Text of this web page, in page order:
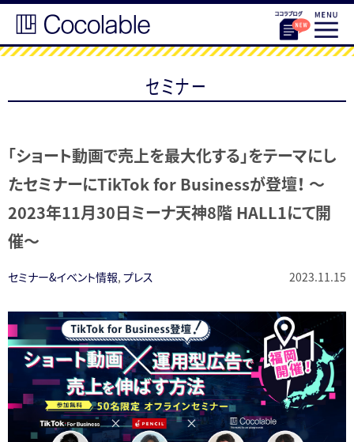
セミナー
「ショート動画で売上を最大化する」をテーマにし
たセミナーにTikTok for Businessが登壇！ ～
2023年11月30日ミーナ天神8階 HALL1にて開
催～
セミナー&イベント情報, プレス 2023.11.15